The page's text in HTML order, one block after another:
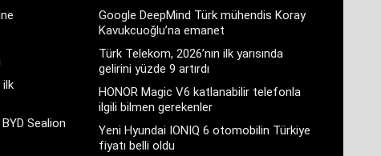
ilk
Sealion
Google DeepMind Türk mühendis Koray
Kavukcuoğlu’na emanet
Türk Telekom, 2026’nın ilk yarısında
gelirini yüzde 9 artırdı
HONOR Magic V6 katlanabilir telefonla
ilgili bilmen gerekenler
Yeni Hyundai IONIQ 6 otomobilin Türkiye
fiyatı belli oldu